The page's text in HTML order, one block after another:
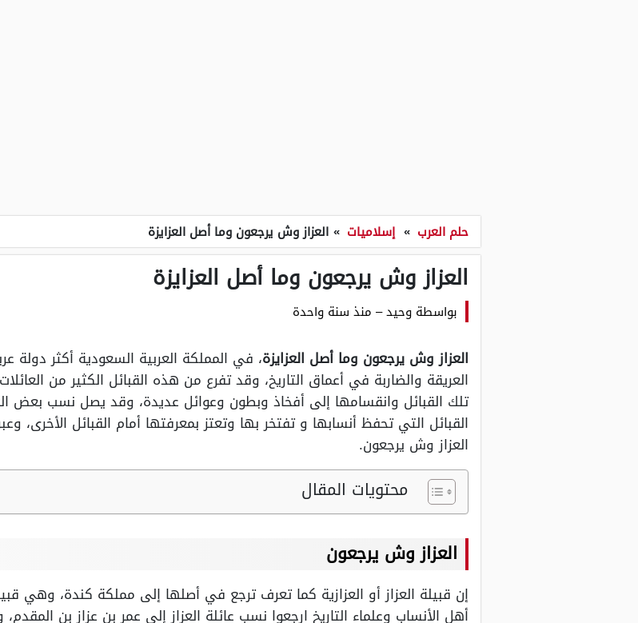
حلم العرب » إسلاميات » العزاز وش يرجعون وما أصل العزايزة
العزاز وش يرجعون وما أصل العزايزة
بواسطة وحيد– منذ سنة واحدة
العزاز وش يرجعون وما أصل العزايزة، في المملكة العربية السعودية أكثر دولة
العريقة والضاربة في أعماق التاريخ، وقد تفرع من هذه القبائل الكثير من
تلك القبائل وانقسامها إلى أفخاذ وبطون وعوائل عديدة، وقد يصل نسب بعض
القبائل التي تحفظ أنسابها و تفتخر بها وتعتز بمعرفتها أمام القبائل
العزاز وش يرجعون.
محتويات المقال
العزاز وش يرجعون
إن قبيلة العزاز أو العزازية كما تعرف ترجع في أصلها إلى مملكة كندة، وهي
أهل الأنساب وعلماء التاريخ ارجعوا نسب عائلة العزاز إلى عمر بن عزاز بن